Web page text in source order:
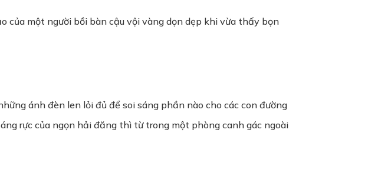
của một người bồi bàn cậu vội vàng dọn dẹp khi vừa thấy bọn
ánh đèn len lỏi đủ để soi sáng phần nào cho các con đường
rực của ngọn hải đăng thì từ trong một phòng canh gác ngoài